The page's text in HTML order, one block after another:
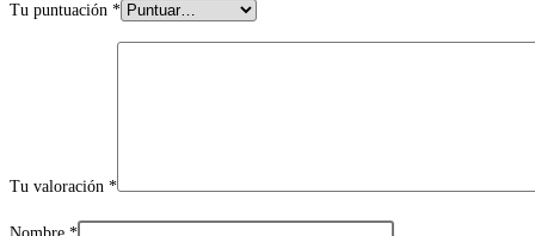
Tu puntuación *
Tu valoración *